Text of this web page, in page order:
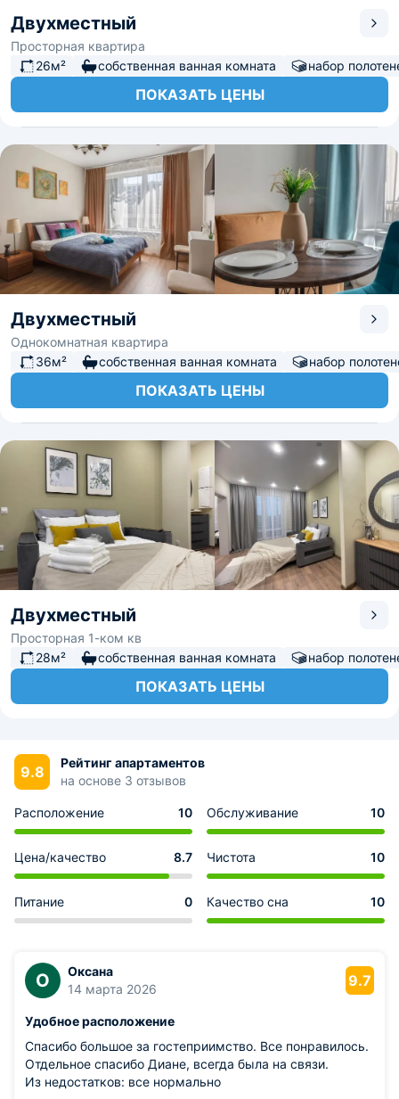
Двухместный
Просторная квартира
26м²
собственная ванная комната набор
ПОКАЗАТЬ ЦЕНЫ
Двухместный
Однокомнатная квартира
36м²
собственная ванная комната набор
ПОКАЗАТЬ ЦЕНЫ
Двухместный
Просторная 1-ком кв
28м²
собственная ванная комната набор
ПОКАЗАТЬ ЦЕНЫ
9.8
Рейтинг апартаментов
на основе 3 отзывов
Расположение 10 Обслуживание 10
Цена/качество 8.7 Чистота 10
Питание 0 Качество сна 10
О
Оксана
14 марта 2026
9.7
Удобное расположение
Спасибо большое за гостеприимство. Все понравилось.
Отдельное спасибо Диане, всегда была на связи.
Из недостатков: все нормально